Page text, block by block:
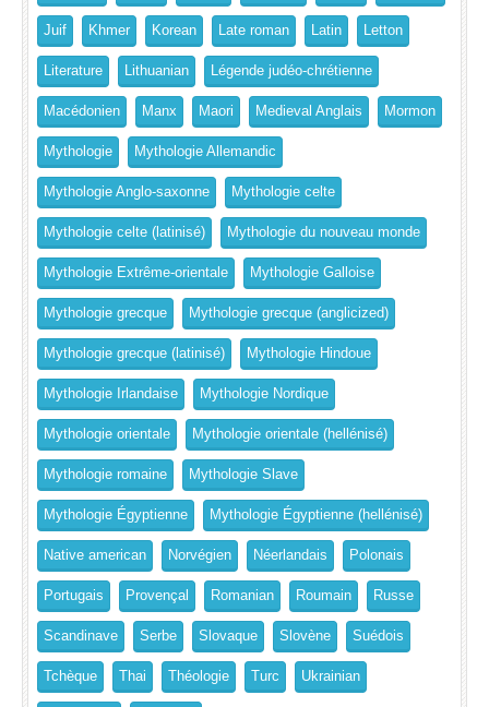
Juif Khmer Korean Late roman Latin Letton
Literature Lithuanian Légende judéo-chrétienne
Macédonien Manx Maori Medieval Anglais Mormon
Mythologie Mythologie Allemandic
Mythologie Anglo-saxonne Mythologie celte
Mythologie celte (latinisé) Mythologie du nouveau monde
Mythologie Extrême-orientale Mythologie Galloise
Mythologie grecque Mythologie grecque (anglicized)
Mythologie grecque (latinisé) Mythologie Hindoue
Mythologie Irlandaise Mythologie Nordique
Mythologie orientale Mythologie orientale (hellénisé)
Mythologie romaine Mythologie Slave
Mythologie Égyptienne Mythologie Égyptienne (hellénisé)
Native american Norvégien Néerlandais Polonais
Portugais Provençal Romanian Roumain Russe
Scandinave Serbe Slovaque Slovène Suédois
Tchèque Thai Théologie Turc Ukrainian